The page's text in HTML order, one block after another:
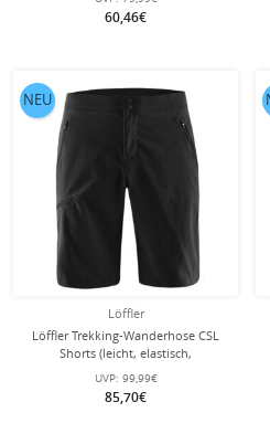
60,46€
Löffler
Löffler Trekking-Wanderhose CSL
Shorts (leicht, elastisch,
schnelltrocknend) kurz schwarz
Herren
UVP: 99,99€
85,70€
NEU